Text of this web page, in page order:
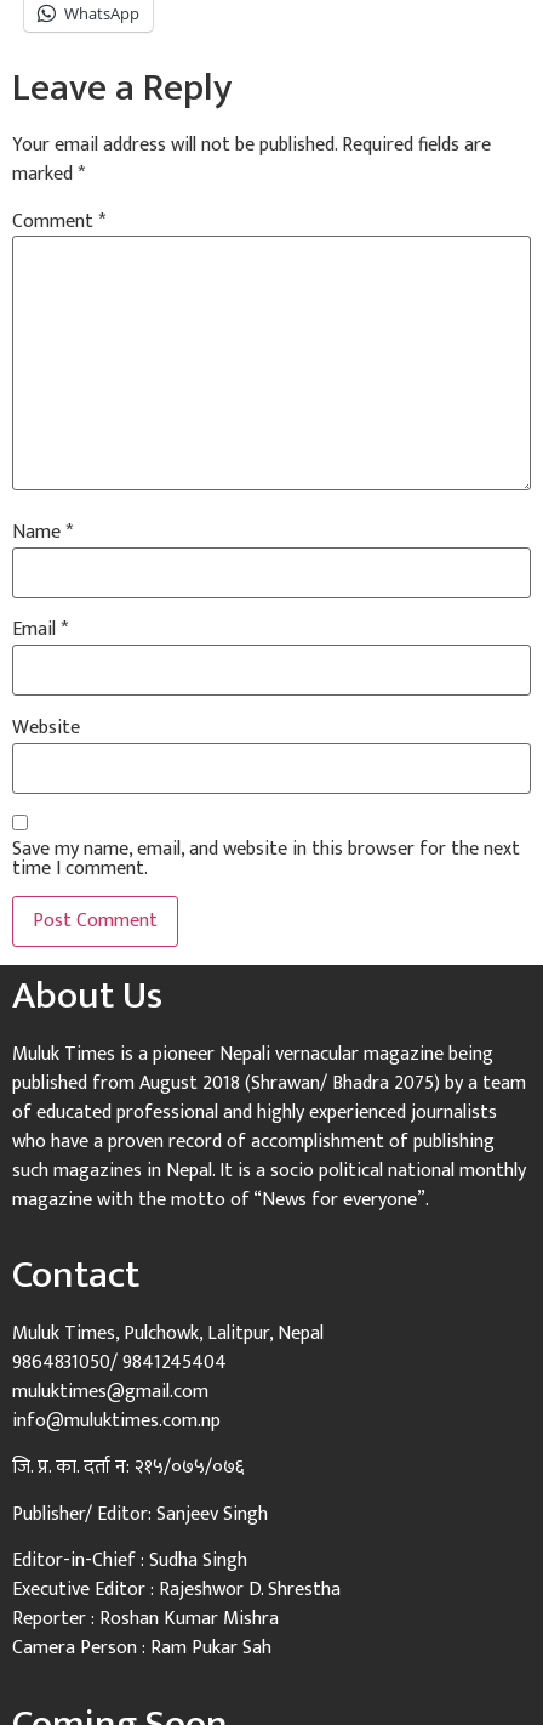
WhatsApp
Leave a Reply
Your email address will not be published.Required fields are
marked*
Comment*
Name*
Email*
Website
Save my name, email, and website in this browser for the next
time I comment.
About Us
Muluk Times is a pioneer Nepali vernacular magazine being
published from August 2018 (Shrawan/ Bhadra 2075) by a team
of educated professional and highly experienced journalists
who have a proven record of accomplishment of publishing
such magazines in Nepal. It is a socio political national monthly
magazine with the motto of “News for everyone”.
Contact
Muluk Times, Pulchowk, Lalitpur, Nepal
9864831050/ 9841245404
muluktimes@gmail.com
info@muluktimes.com.np
जि. प्र. का. दर्ता न: २१५/०७५/०७६
Publisher/ Editor: Sanjeev Singh
Editor-in-Chief : Sudha Singh
Executive Editor : Rajeshwor D. Shrestha
Reporter : Roshan Kumar Mishra
Camera Person : Ram Pukar Sah